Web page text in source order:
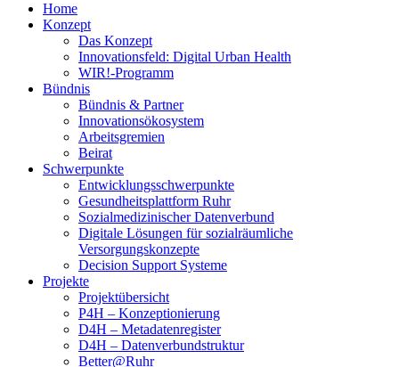
Home
Konzept
Das Konzept
Innovationsfeld: Digital Urban Health
WIR!-Programm
Bündnis
Bündnis & Partner
Innovationsökosystem
Arbeitsgremien
Beirat
Schwerpunkte
Entwicklungsschwerpunkte
Gesundheitsplattform Ruhr
Sozialmedizinischer Datenverbund
Digitale Lösungen für sozialräumliche
Versorgungskonzepte
Decision Support Systeme
Projekte
Projektübersicht
P4H – Konzeptionierung
D4H – Metadatenregister
D4H – Datenverbundstruktur
Better@Ruhr